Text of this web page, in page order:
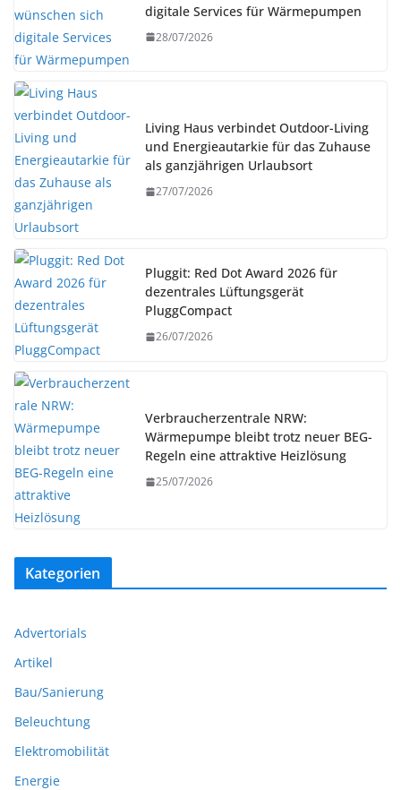
digitale Services für Wärmepumpen
28/07/2026
Living Haus verbindet Outdoor-Living
und Energieautarkie für das Zuhause
als ganzjährigen Urlaubsort
27/07/2026
Pluggit: Red Dot Award 2026 für
dezentrales Lüftungsgerät
PluggCompact
26/07/2026
Verbraucherzentrale NRW:
Wärmepumpe bleibt trotz neuer BEG-
Regeln eine attraktive Heizlösung
25/07/2026
Kategorien
Advertorials
Artikel
Bau/Sanierung
Beleuchtung
Elektromobilität
Energie